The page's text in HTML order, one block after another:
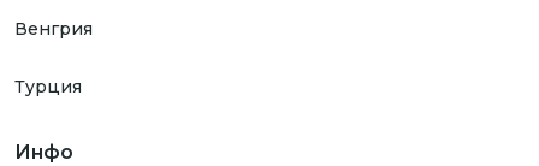
Венгрия
Турция
Инфо